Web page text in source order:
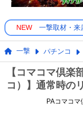
NEW 一撃取材・来
一撃 パチンコ
【コマコマ倶楽
コ）】通常時の
PAコマコ